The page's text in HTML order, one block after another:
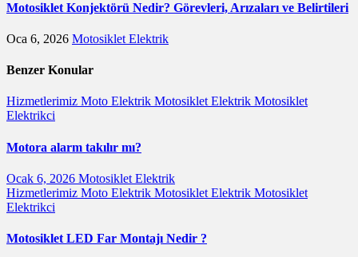
Motosiklet Konjektörü Nedir? Görevleri, Arızaları ve Belirtileri
Oca 6, 2026 Motosiklet Elektrik
Benzer Konular
Hizmetlerimiz Moto Elektrik Motosiklet Elektrik Motosiklet
Elektrikci
Motora alarm takılır mı?
Ocak 6, 2026 Motosiklet Elektrik
Hizmetlerimiz Moto Elektrik Motosiklet Elektrik Motosiklet
Elektrikci
Motosiklet LED Far Montajı Nedir ?